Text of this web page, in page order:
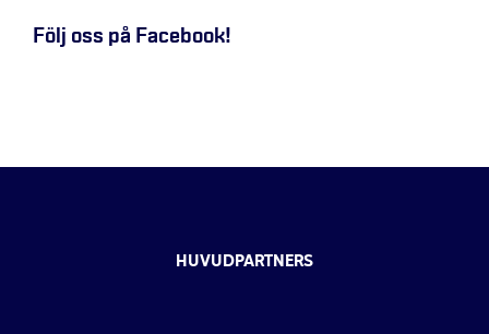
Följ oss på Facebook!
HUVUDPARTNERS